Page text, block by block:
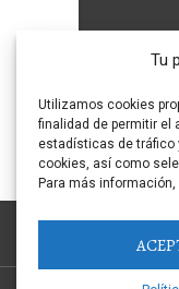
Tu
Utilizamos cookies
finalidad de permitir el
estadísticas de tráfico
cookies, así como
Para más
RESTAURANTE TIO